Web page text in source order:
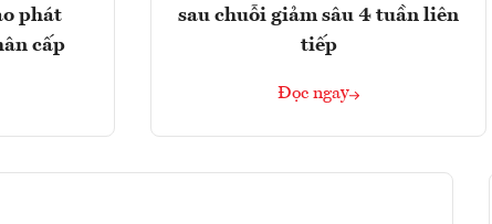
phát
cấp
sau chuỗi giảm sâu 4 tuần liên
tiếp
Đọc ngay